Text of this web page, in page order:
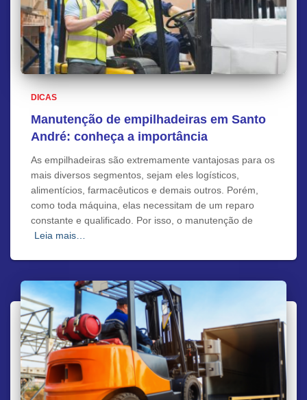
DICAS
Manutenção de empilhadeiras em Santo
André: conheça a importância
As empilhadeiras são extremamente vantajosas para os
mais diversos segmentos, sejam eles logísticos,
alimentícios, farmacêuticos e demais outros. Porém,
como toda máquina, elas necessitam de um reparo
constante e qualificado. Por isso, o manutenção de
Leia mais…